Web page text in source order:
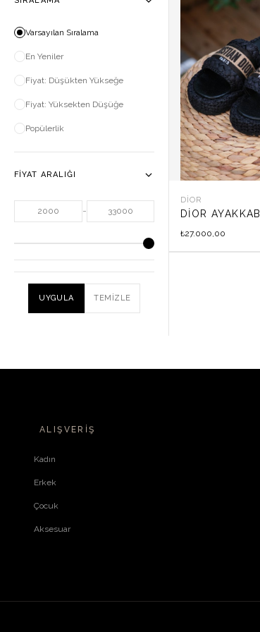
Varsayılan Sıralama
En Yeniler
Fiyat: Düşükten Yükseğe
Fiyat: Yüksekten Düşüğe
Popülerlik
FIYAT ARALIĞI
-
UYGULA TEMIZLE
DIOR
DIOR AYAKKABI
₺27.000,00
ALIŞVERIŞ
Kadın
Erkek
Çocuk
Aksesuar